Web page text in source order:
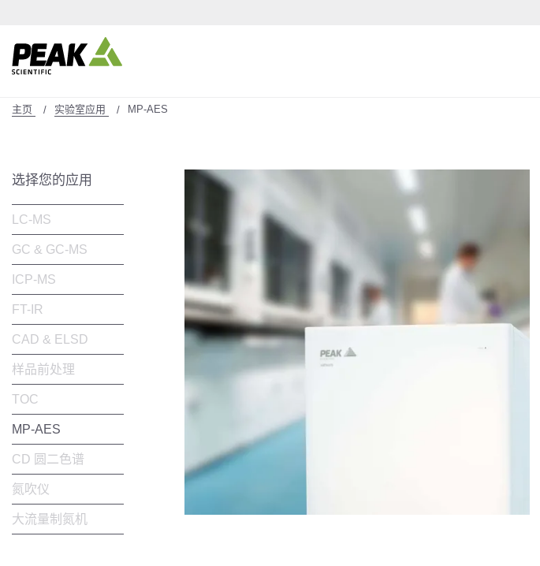
主页 实验室应用 MP-AES
选择您的应用
LC-MS
GC & GC-MS
ICP-MS
FT-IR
CAD & ELSD
样品前处理
TOC
MP-AES
CD 圆二色谱
氮吹仪
大流量制氮机